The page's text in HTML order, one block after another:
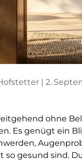
| 2.
ohne
Es genügt ein
so gesund sind.